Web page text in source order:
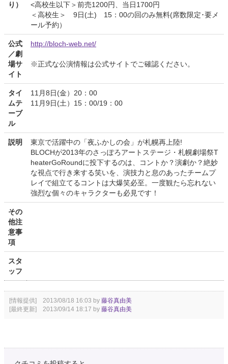
り）
<高校生以下＞前売1200円、当日1700円
＜高校生＞ 9日(土) 15：00の回のみ無料(席数限定･要メ
ール予約）
公式
／劇
場サ
イト
http://bloch-web.net/
※正式な公演情報は公式サイトでご確認ください。
タイ
ムテ
ーブ
ル
11月8日(金）20：00
11月9日(土）15：00/19：00
説明
東京で活躍中の「夜ふかしの会」が札幌再上陸!
BLOCHが2013年のさっぽろアートステージ・札幌劇場祭T
heaterGoRoundに投下するのは、コントか？演劇か？絶妙
な視点で行き来する笑いを、演技力と息のあったチームプ
レイで組立てるコントは大爆笑必至。一度観たら忘れない
強烈な個々のキャラクターも必見です！
その
他注
意事
項
スタ
ッフ
[情報提供] 2013/08/18 16:03 by 藤谷真由美
[最終更新] 2013/09/14 18:17 by 藤谷真由美